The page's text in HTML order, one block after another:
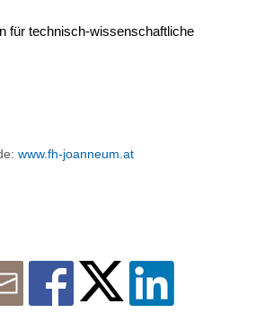
für technisch-wissenschaftliche
www.fh-joanneum.at